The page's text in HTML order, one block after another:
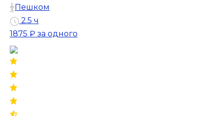
Пешком
2.5 ч
1875 ₽ за одного